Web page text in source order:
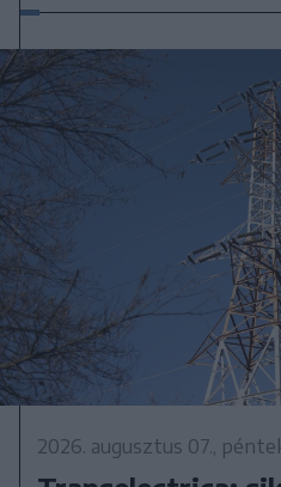
2026. augusztus 07.,